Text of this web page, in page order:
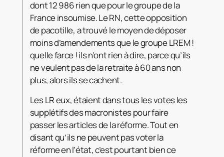
dont 12 986 rien que pour le groupe de la
France insoumise. Le RN, cette opposition
de pacotille, a trouvé le moyen de déposer
moins d’amendements que le groupe LREM !
quelle farce ! ils n’ont rien à dire, parce qu’ils
ne veulent pas de la retraite à 60 ans non
plus, alors ils se cachent.
Les LR eux, étaient dans tous les votes les
supplétifs des macronistes pour faire
passer les articles de la réforme. Tout en
disant qu’ils ne peuvent pas voter la
réforme en l’état, c’est pourtant bien ce